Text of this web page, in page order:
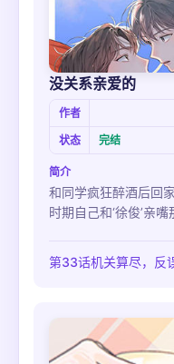
没关系亲爱的
作者
状态
完结
简介
和同学疯狂醉酒后回
时期自己和‘徐俊’亲
尬的‘徐俊’。而平时
什么会突然这么做，
第33话机关算尽，反